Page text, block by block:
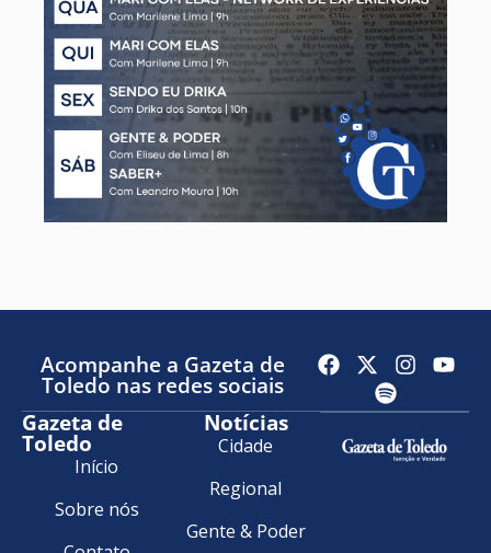
Acompanhe a Gazeta de
Toledo nas redes sociais
Gazeta de
Toledo
Início
Sobre nós
Notícias
Cidade
Regional
Gente & Poder